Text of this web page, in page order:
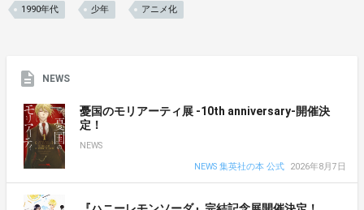
1990年代 少年 アニメ化
NEWS
憂国のモリアーティ展 -10th anniversary-開催決
定！
NEWS
NEWS 集英社の本 公式
2026年8月7日